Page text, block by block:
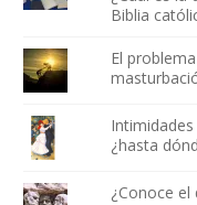
Biblia
El
¿hasta
¿Conoce